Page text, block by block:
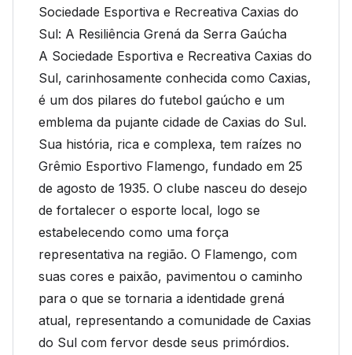
Sociedade Esportiva e Recreativa Caxias do
Sul: A Resiliência Grená da Serra Gaúcha
A Sociedade Esportiva e Recreativa Caxias do
Sul, carinhosamente conhecida como Caxias,
é um dos pilares do futebol gaúcho e um
emblema da pujante cidade de Caxias do Sul.
Sua história, rica e complexa, tem raízes no
Grêmio Esportivo Flamengo, fundado em 25
de agosto de 1935. O clube nasceu do desejo
de fortalecer o esporte local, logo se
estabelecendo como uma força
representativa na região. O Flamengo, com
suas cores e paixão, pavimentou o caminho
para o que se tornaria a identidade grená
atual, representando a comunidade de Caxias
do Sul com fervor desde seus primórdios.